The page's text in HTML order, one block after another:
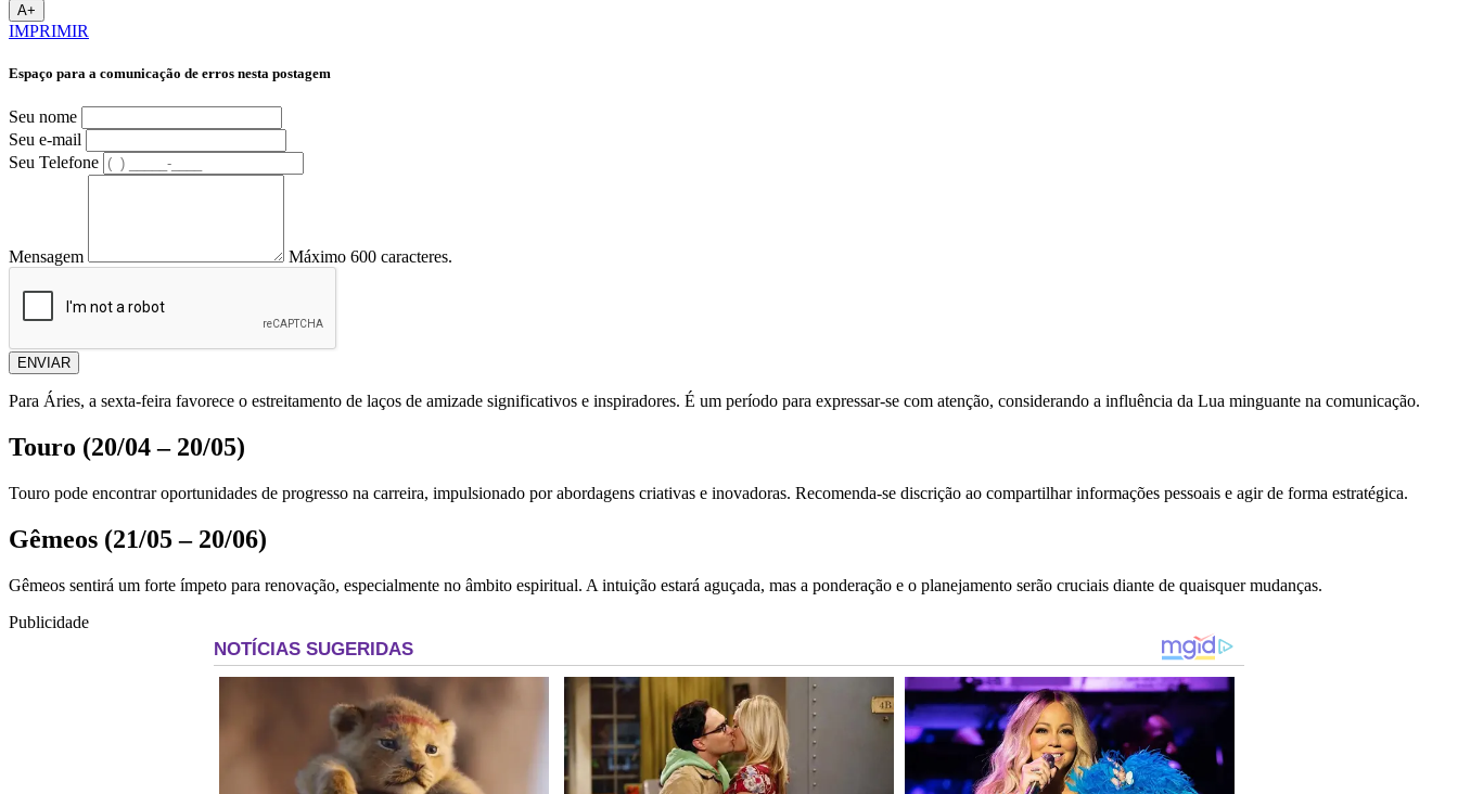
A+
IMPRIMIR
Espaço para a comunicação de erros nesta postagem
Seu nome
Seu e-mail
Seu Telefone
Mensagem Máximo 600 caracteres.
ENVIAR
Para Áries, a sexta-feira favorece o estreitamento de laços de amizade significativos e inspiradores. É um período para expressar-se com atenção, considerando a influência da Lua minguante na comunicação.
Touro (20/04 – 20/05)
Touro pode encontrar oportunidades de progresso na carreira, impulsionado por abordagens criativas e inovadoras. Recomenda-se discrição ao compartilhar informações pessoais e agir de forma estratégica.
Gêmeos (21/05 – 20/06)
Gêmeos sentirá um forte ímpeto para renovação, especialmente no âmbito espiritual. A intuição estará aguçada, mas a ponderação e o planejamento serão cruciais diante de quaisquer mudanças.
Publicidade